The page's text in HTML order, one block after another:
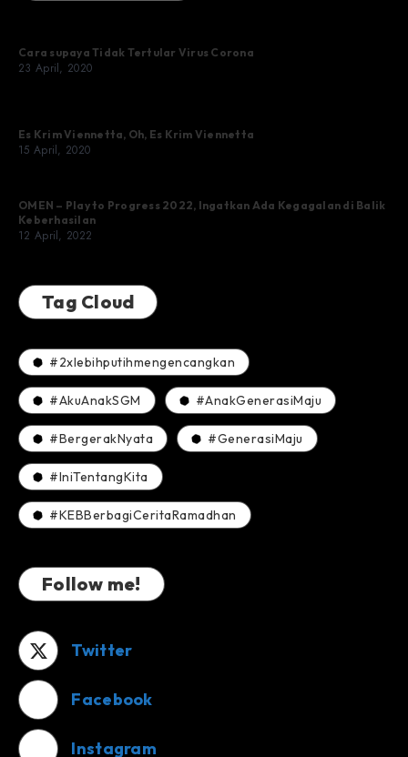
Cara supaya Tidak Tertular Virus Corona
23 April, 2020
Es Krim Viennetta, Oh, Es Krim Viennetta
15 April, 2020
OMEN – Play to Progress 2022, Ingatkan Ada Kegagalan di Balik
Keberhasilan
12 April, 2022
Tag Cloud
#2xlebihputihmengencangkan
#AkuAnakSGM #AnakGenerasiMaju
#BergerakNyata #GenerasiMaju
#IniTentangKita
#KEBBerbagiCeritaRamadhan
Follow me!
Twitter
Facebook
Instagram